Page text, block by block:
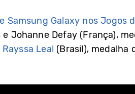
Samsung Galaxy nos Jogos
Johanne Defay (França),
Rayssa Leal (Brasil), medalha